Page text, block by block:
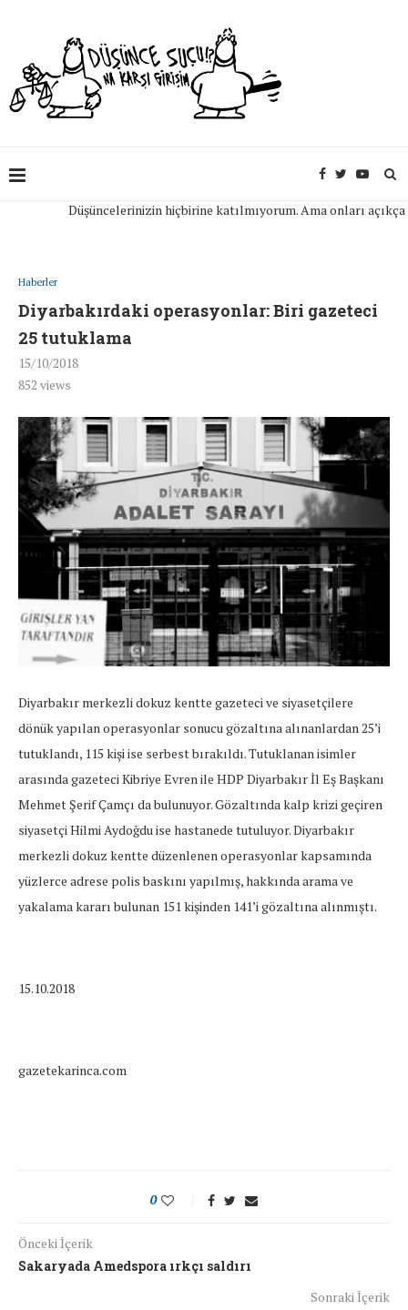
Düşüncelerinizin hiçbirine katılmıyorum. Ama onları açıkça
Haberler
Diyarbakırdaki operasyonlar: Biri gazeteci
25 tutuklama
15/10/2018
852 views
Diyarbakır merkezli dokuz kentte gazeteci ve siyasetçilere
dönük yapılan operasyonlar sonucu gözaltına alınanlardan 25’i
tutuklandı, 115 kişi ise serbest bırakıldı. Tutuklanan isimler
arasında gazeteci Kibriye Evren ile HDP Diyarbakır İl Eş Başkanı
Mehmet Şerif Çamçı da bulunuyor. Gözaltında kalp krizi geçiren
siyasetçi Hilmi Aydoğdu ise hastanede tutuluyor.Diyarbakır
merkezli dokuz kentte düzenlenen operasyonlar kapsamında
yüzlerce adrese polis baskını yapılmış, hakkında arama ve
yakalama kararı bulunan 151 kişinden 141’i gözaltına alınmıştı.
15.10.2018
gazetekarinca.com
0
Önceki İçerik
Sakaryada Amedspora ırkçı saldırı
Sonraki İçerik